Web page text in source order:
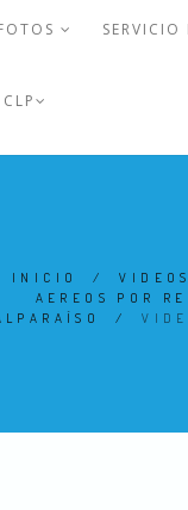
SERVICIO
CLP
INICIO /
AEREOS POR
/